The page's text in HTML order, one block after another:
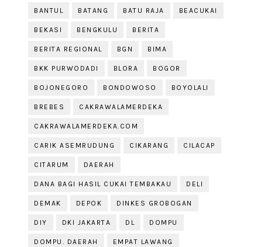
BANTUL BATANG BATU RAJA BEACUKAI
BEKASI BENGKULU BERITA
BERITA REGIONAL BGN BIMA
BKK PURWODADI BLORA BOGOR
BOJONEGORO BONDOWOSO BOYOLALI
BREBES CAKRAWALAMERDEKA
CAKRAWALAMERDEKA.COM
CARIK ASEMRUDUNG CIKARANG CILACAP
CITARUM DAERAH
DANA BAGI HASIL CUKAI TEMBAKAU DELI
DEMAK DEPOK DINKES GROBOGAN
DIY DKI JAKARTA DL DOMPU
DOMPU. DAERAH EMPAT LAWANG